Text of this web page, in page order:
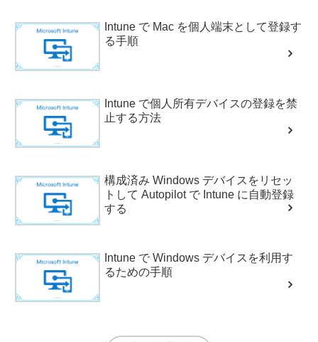
Intune で Mac を個人端末として登録す
る手順
Intune で個人所有デバイスの登録を禁
止する方法
構成済み Windows デバイスをリセッ
トして Autopilot で Intune に自動登録
する
Intune で Windows デバイスを利用す
るための手順